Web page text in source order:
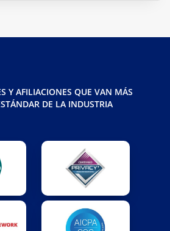
Y AFILIACIONES QUE VAN MÁS
DE LA INDUSTRIA